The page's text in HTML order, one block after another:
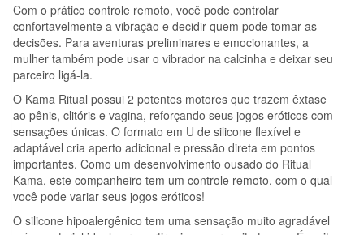
Com o prático controle remoto, você pode controlar
confortavelmente a vibração e decidir quem pode tomar as
decisões. Para aventuras preliminares e emocionantes, a
mulher também pode usar o vibrador na calcinha e deixar seu
parceiro ligá-la.
O Kama Ritual possui 2 potentes motores que trazem êxtase
ao pênis, clitóris e vagina, reforçando seus jogos eróticos com
sensações únicas. O formato em U de silicone flexível e
adaptável cria aperto adicional e pressão direta em pontos
importantes. Como um desenvolvimento ousado do Ritual
Kama, este companheiro tem um controle remoto, com o qual
você pode variar seus jogos eróticos!
O silicone hipoalergênico tem uma sensação muito agradável